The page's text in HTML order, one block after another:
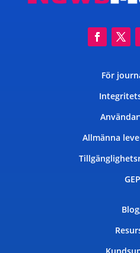
För
Allmänna
GEP